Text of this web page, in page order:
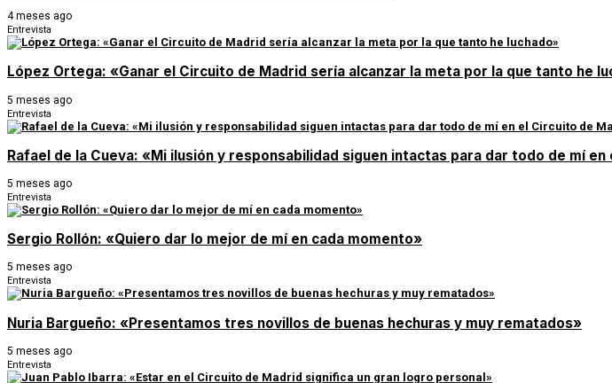
4 meses ago
Entrevista
López Ortega: «Ganar el Circuito de Madrid sería alcanzar la meta por la que tanto he
5 meses ago
Entrevista
Rafael de la Cueva: «Mi ilusión y responsabilidad siguen intactas para dar todo de mí
5 meses ago
Entrevista
Sergio Rollón: «Quiero dar lo mejor de mí en cada momento»
5 meses ago
Entrevista
Nuria Bargueño: «Presentamos tres novillos de buenas hechuras y muy rematados»
5 meses ago
Entrevista